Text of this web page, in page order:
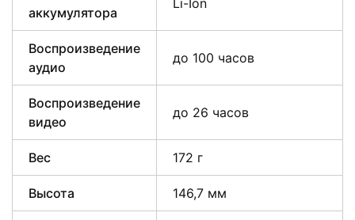
аккумулятора
Li-Ion
Воспроизведение
аудио
до 100 часов
Воспроизведение
видео
до 26 часов
Вес 172 г
Высота 146,7 мм